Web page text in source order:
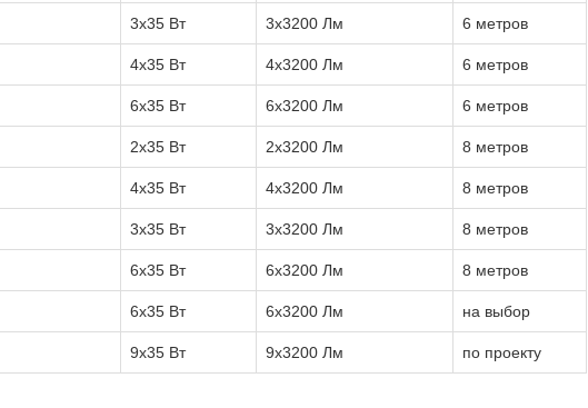
3x35 Вт 3x3200 Лм 6 метров
4x35 Вт 4x3200 Лм 6 метров
6x35 Вт 6x3200 Лм 6 метров
2x35 Вт 2x3200 Лм 8 метров
4x35 Вт 4x3200 Лм 8 метров
3x35 Вт 3x3200 Лм 8 метров
6x35 Вт 6x3200 Лм 8 метров
6x35 Вт 6x3200 Лм на выбор
9x35 Вт 9x3200 Лм по проекту